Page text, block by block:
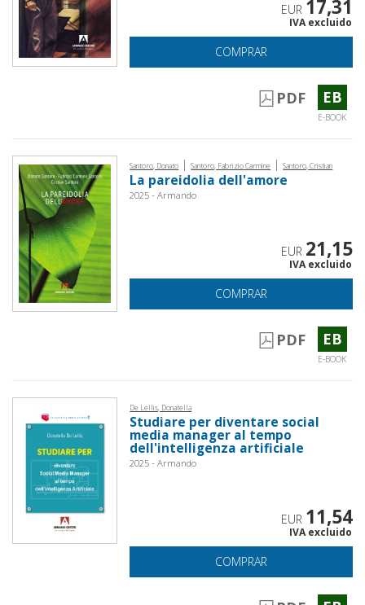
EUR 17,31
IVA excluido
COMPRAR
PDF EB
E-BOOK
Santoro, Donato | Santoro, Fabrizio Carmine | Santoro, Cristian
La pareidolia dell'amore
2025 - Armando
EUR 21,15
IVA excluido
COMPRAR
PDF EB
E-BOOK
De Lellis, Donatella
Studiare per diventare social
media manager al tempo
dell'intelligenza artificiale
2025 - Armando
EUR 11,54
IVA excluido
COMPRAR